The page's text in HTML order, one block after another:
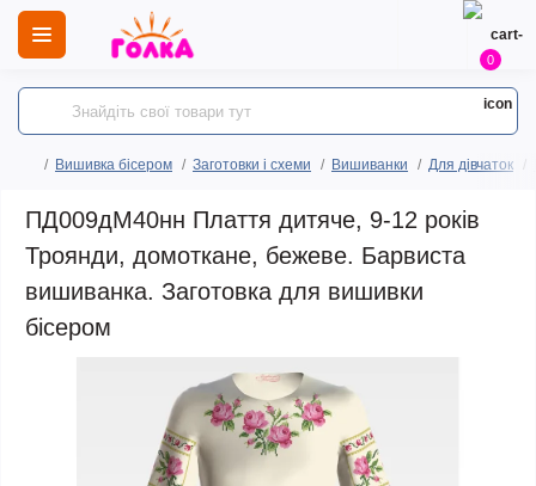
0
Вишивка бісером Заготовки і схеми Вишиванки Для дівчаток
ПД009дМ40нн Плаття дитяче, 9-12 років
Троянди, домоткане, бежеве. Барвиста
вишиванка. Заготовка для вишивки
бісером